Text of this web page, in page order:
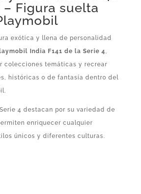
– Figura suelta
exótica y llena de personalidad
India F141 de la Serie 4
colecciones temáticas y recrear
históricas o de fantasía dentro del
4 destacan por su variedad de
enriquecer cualquier
únicos y diferentes culturas.